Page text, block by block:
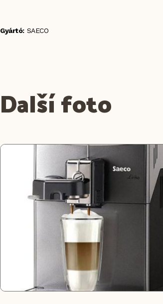
Gyártó: SAECO
Další foto